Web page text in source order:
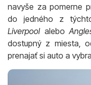
navyše za pomerne
do jedného z
Liverpool alebo
dostupný z miesta,
prenajať si auto a